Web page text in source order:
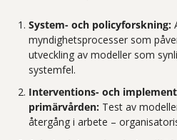
System- och policyforskning:
myndighetsprocesser som
utveckling av modeller som
systemfel.
Interventions- och
primärvården: Test av
återgång i arbete –